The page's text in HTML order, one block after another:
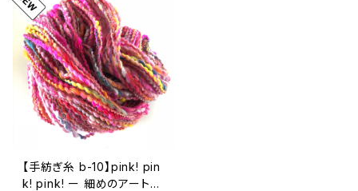
【手紡ぎ糸 b-10】pink! pin
k! pink! ー 細めのアートヤ